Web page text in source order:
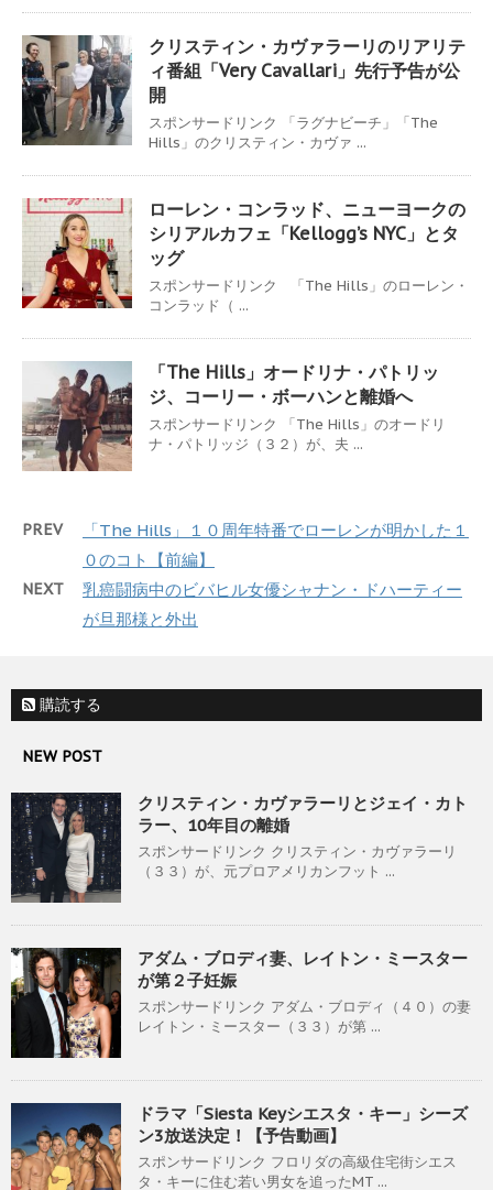
クリスティン・カヴァラーリのリアリテ
ィ番組「Very Cavallari」先行予告が公
開
スポンサードリンク 「ラグナビーチ」「The
Hills」のクリスティン・カヴァ ...
ローレン・コンラッド、ニューヨークの
シリアルカフェ「Kellogg’s NYC」とタ
ッグ
スポンサードリンク 「The Hills」のローレン・
コンラッド（ ...
「The Hills」オードリナ・パトリッ
ジ、コーリー・ボーハンと離婚へ
スポンサードリンク 「The Hills」のオードリ
ナ・パトリッジ（３２）が、夫 ...
PREV
「The Hills」１０周年特番でローレンが明かした１
０のコト【前編】
NEXT
乳癌闘病中のビバヒル女優シャナン・ドハーティー
が旦那様と外出
購読する
NEW POST
クリスティン・カヴァラーリとジェイ・カト
ラー、10年目の離婚
スポンサードリンク クリスティン・カヴァラーリ
（３３）が、元プロアメリカンフット ...
アダム・ブロディ妻、レイトン・ミースター
が第２子妊娠
スポンサードリンク アダム・ブロディ（４０）の妻
レイトン・ミースター（３３）が第 ...
ドラマ「Siesta Keyシエスタ・キー」シーズ
ン3放送決定！【予告動画】
スポンサードリンク フロリダの高級住宅街シエス
タ・キーに住む若い男女を追ったMT ...